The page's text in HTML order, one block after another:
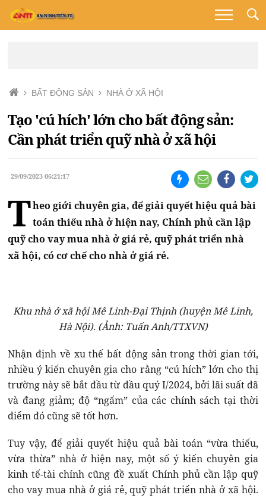
BẤT ĐỘNG SẢN NHÀ Ở XÃ HỘI
Tạo 'cú hích' lớn cho bất động sản:
Cần phát triển quỹ nhà ở xã hội
29/09/2023 06:21:17
Theo giới chuyên gia, để giải quyết hiệu quả bài
toán thiếu nhà ở hiện nay, Chính phủ cần lập
quỹ cho vay mua nhà ở giá rẻ, quỹ phát triển nhà
xã hội, có cơ chế cho nhà ở giá rẻ.
Khu nhà ở xã hội Mê Linh-Đại Thịnh (huyện Mê Linh,
Hà Nội). (Ảnh: Tuấn Anh/TTXVN)
Nhận định về xu thế bất động sản trong thời gian tới,
nhiều ý kiến chuyên gia cho rằng “cú hích” lớn cho thị
trường này sẽ bắt đầu từ đầu quý I/2024, bởi lãi suất đã
và đang giảm; độ “ngấm” của các chính sách tại thời
điểm đó cũng sẽ tốt hơn.
Tuy vậy, để giải quyết hiệu quả bài toán “vừa thiếu,
vừa thừa” nhà ở hiện nay, một số ý kiến chuyên gia
kinh tế-tài chính cũng đề xuất Chính phủ cần lập quỹ
cho vay mua nhà ở giá rẻ, quỹ phát triển nhà ở xã hội.